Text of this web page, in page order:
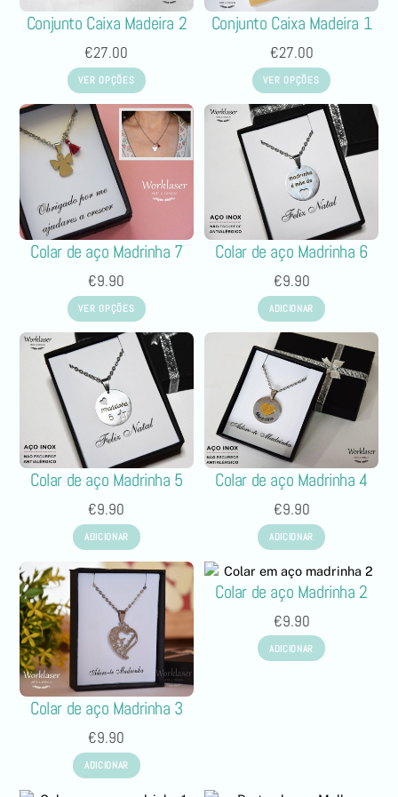
Conjunto Caixa Madeira 2
€27.00
VER OPÇÕES
Conjunto Caixa Madeira 1
€27.00
VER OPÇÕES
Colar de aço Madrinha 7
€9.90
VER OPÇÕES
Colar de aço Madrinha 6
€9.90
ADICIONAR
Colar de aço Madrinha 5
€9.90
ADICIONAR
Colar de aço Madrinha 4
€9.90
ADICIONAR
Colar de aço Madrinha 3
€9.90
ADICIONAR
Colar de aço Madrinha 2
€9.90
ADICIONAR